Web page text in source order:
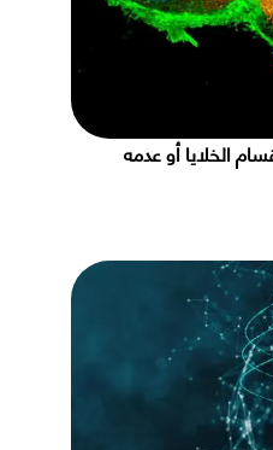
الخلايا أو عدمه